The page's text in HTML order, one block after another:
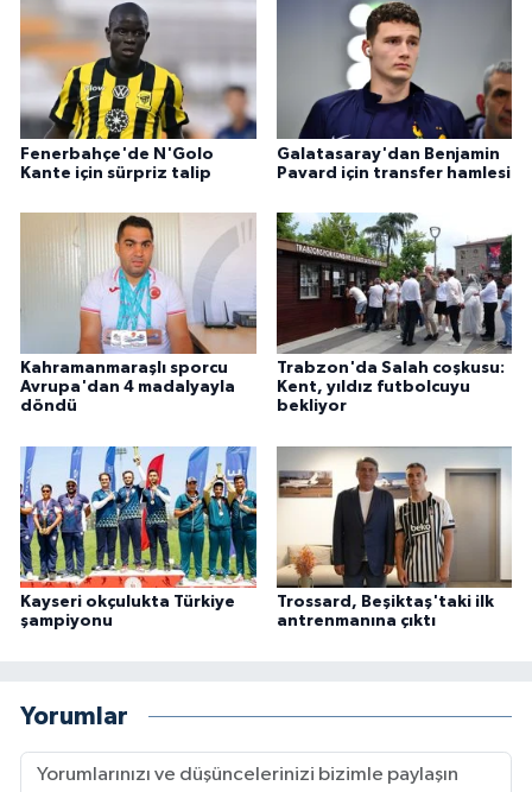
Fenerbahçe'de N'Golo
Kante için sürpriz talip
Galatasaray'dan Benjamin
Pavard için transfer hamlesi
Kahramanmaraşlı sporcu
Avrupa'dan 4 madalyayla
döndü
Trabzon'da Salah coşkusu:
Kent, yıldız futbolcuyu
bekliyor
Kayseri okçulukta Türkiye
şampiyonu
Trossard, Beşiktaş'taki ilk
antrenmanına çıktı
Yorumlar